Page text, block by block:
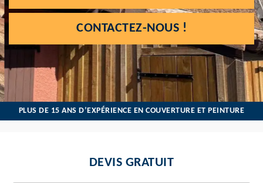
CONTACTEZ-NOUS !
PLUS DE 15 ANS D’EXPÉRIENCE EN COUVERTURE ET PEINTURE
DEVIS GRATUIT